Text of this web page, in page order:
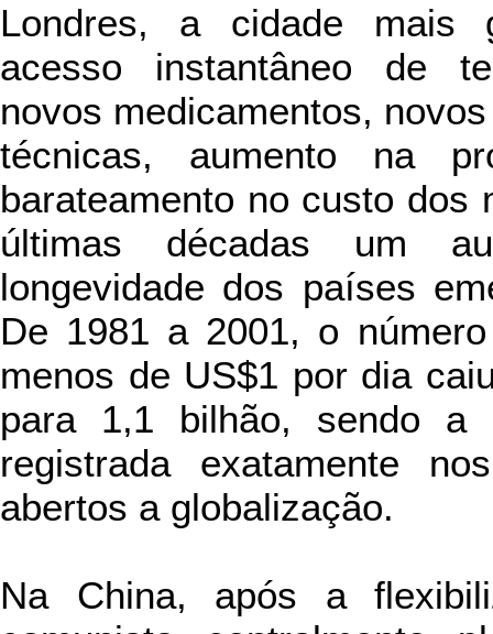
Londres, a cidade mais
acesso instantâneo de
novos medicamentos,
técnicas, aumento na
barateamento no custo dos
últimas décadas um
longevidade dos países
De 1981 a 2001, o
menos de US$1 por dia
para 1,1 bilhão, sendo a
registrada exatamente
abertos a globalização.
Na China, após a